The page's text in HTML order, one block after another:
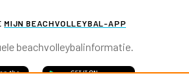
MIJN BEACHVOLLEYBAL-APP
beachvolleybalinformatie.